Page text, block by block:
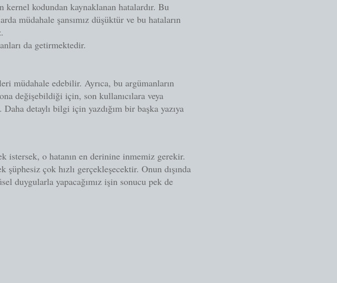
kernel kodundan kaynaklanan hatalardır. Bu
müdahale şansımız düşüktür ve bu hataların
da getirmektedir.
müdahale edebilir. Ayrıca, bu argümanların
değişebildiği için, son kullanıcılara veya
detaylı bilgi için yazdığım bir başka yazıya
istersek, o hatanın en derinine inmemiz gerekir.
çok hızlı gerçekleşecektir. Onun dışında
duygularla yapacağımız işin sonucu pek de